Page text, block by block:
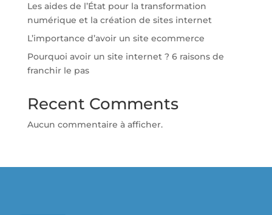
Les aides de l’État pour la transformation
numérique et la création de sites internet
L’importance d’avoir un site ecommerce
Pourquoi avoir un site internet ? 6 raisons de
franchir le pas
Recent Comments
Aucun commentaire à afficher.